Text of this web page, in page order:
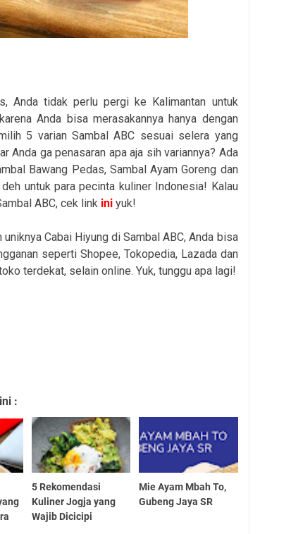
Anda tidak perlu pergi ke Kalimantan untuk
Anda bisa merasakannya hanya dengan
5 varian Sambal ABC sesuai selera yang
Anda ga penasaran apa aja sih variannya? Ada
Bawang Pedas, Sambal Ayam Goreng dan
untuk para pecinta kuliner Indonesia! Kalau
ABC, cek link ini yuk!
Cabai Hiyung di Sambal ABC, Anda bisa
seperti Shopee, Tokopedia, Lazada dan
terdekat, selain online. Yuk, tunggu apa lagi!
:
5 Rekomendasi
Kuliner Jogja yang
Wajib Dicicipi
Mie Ayam Mbah To,
Gubeng Jaya SR